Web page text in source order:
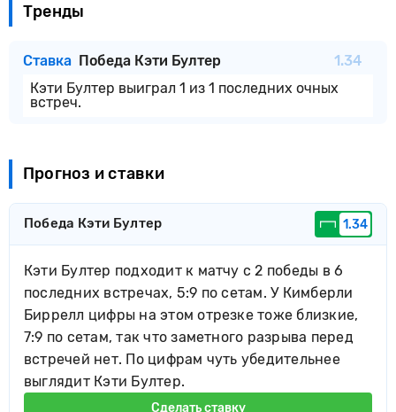
Тренды
Ставка Победа Кэти Бултер
1.34
Кэти Бултер выиграл 1 из 1 последних очных
встреч.
Прогноз и ставки
Победа Кэти Бултер 1.34
Кэти Бултер подходит к матчу с 2 победы в 6
последних встречах, 5:9 по сетам. У Кимберли
Биррелл цифры на этом отрезке тоже близкие,
7:9 по сетам, так что заметного разрыва перед
встречей нет. По цифрам чуть убедительнее
выглядит Кэти Бултер.
Сделать ставку